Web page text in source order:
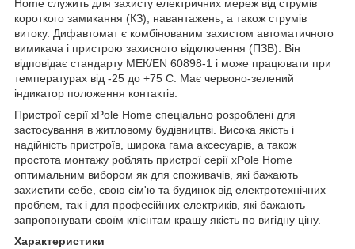
Home служить для захисту електричних мереж від струмів
короткого замикання (КЗ), навантажень, а також струмів
витоку. Дифавтомат є комбінованим захистом автоматичного
вимикача і пристрою захисного відключення (ПЗВ). Він
відповідає стандарту МЕК/EN 60898-1 і може працювати при
температурах від -25 до +75 С. Має червоно-зелений
індикатор положення контактів.
Пристрої серії xPole Home спеціально розроблені для
застосування в житловому будівництві. Висока якість і
надійність пристроїв, широка гама аксесуарів, а також
простота монтажу роблять пристрої серії xPole Home
оптимальним вибором як для споживачів, які бажають
захистити себе, свою сім'ю та будинок від електротехнічних
проблем, так і для професійних електриків, які бажають
запропонувати своїм клієнтам кращу якість по вигідну ціну.
Характеристики